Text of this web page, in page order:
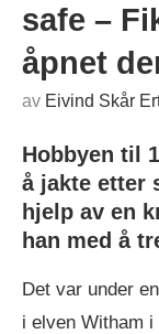
safe –
åpnet
av Eivind Skår
Hobbyen til
å jakte etter
hjelp av en
han med å
Det var under
i elven Witham